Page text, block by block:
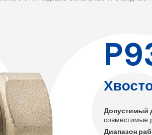
Допустимый
совместимые
Диапазон